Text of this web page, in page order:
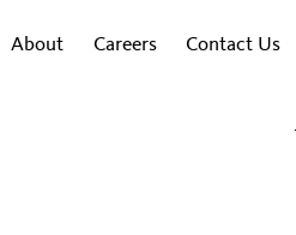
About Careers Contact Us